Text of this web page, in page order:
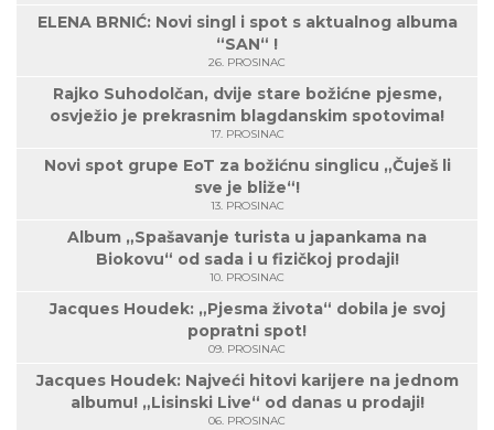
ELENA BRNIĆ: Novi singl i spot s aktualnog albuma
“SAN“ !
26. PROSINAC
Rajko Suhodolčan, dvije stare božićne pjesme,
osvježio je prekrasnim blagdanskim spotovima!
17. PROSINAC
Novi spot grupe EoT za božićnu singlicu „Čuješ li
sve je bliže“!
13. PROSINAC
Album „Spašavanje turista u japankama na
Biokovu“ od sada i u fizičkoj prodaji!
10. PROSINAC
Jacques Houdek: „Pjesma života“ dobila je svoj
popratni spot!
09. PROSINAC
Jacques Houdek: Najveći hitovi karijere na jednom
albumu! „Lisinski Live“ od danas u prodaji!
06. PROSINAC